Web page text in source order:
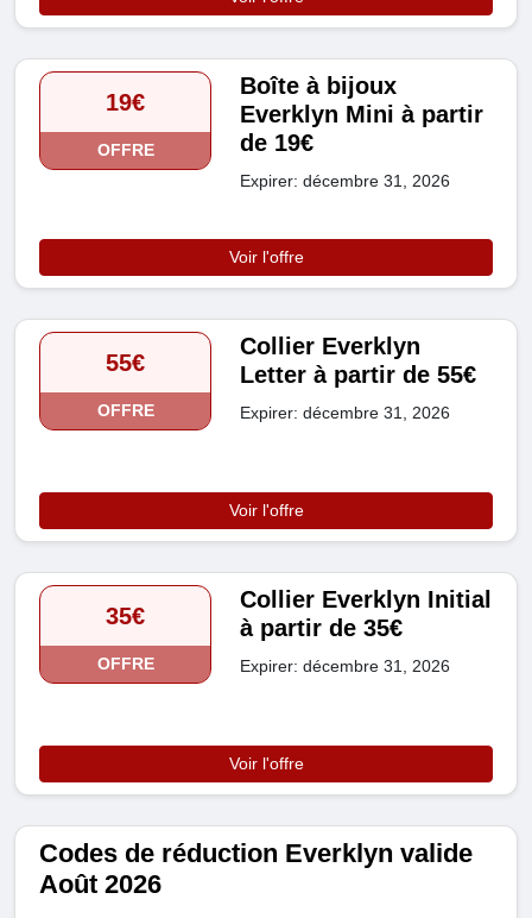
19€
OFFRE
Boîte à bijoux
Everklyn Mini à partir
de 19€
Expirer: décembre 31, 2026
Voir l'offre
55€
OFFRE
Collier Everklyn
Letter à partir de 55€
Expirer: décembre 31, 2026
Voir l'offre
35€
OFFRE
Collier Everklyn Initial
à partir de 35€
Expirer: décembre 31, 2026
Voir l'offre
Codes de réduction Everklyn valide
Août 2026